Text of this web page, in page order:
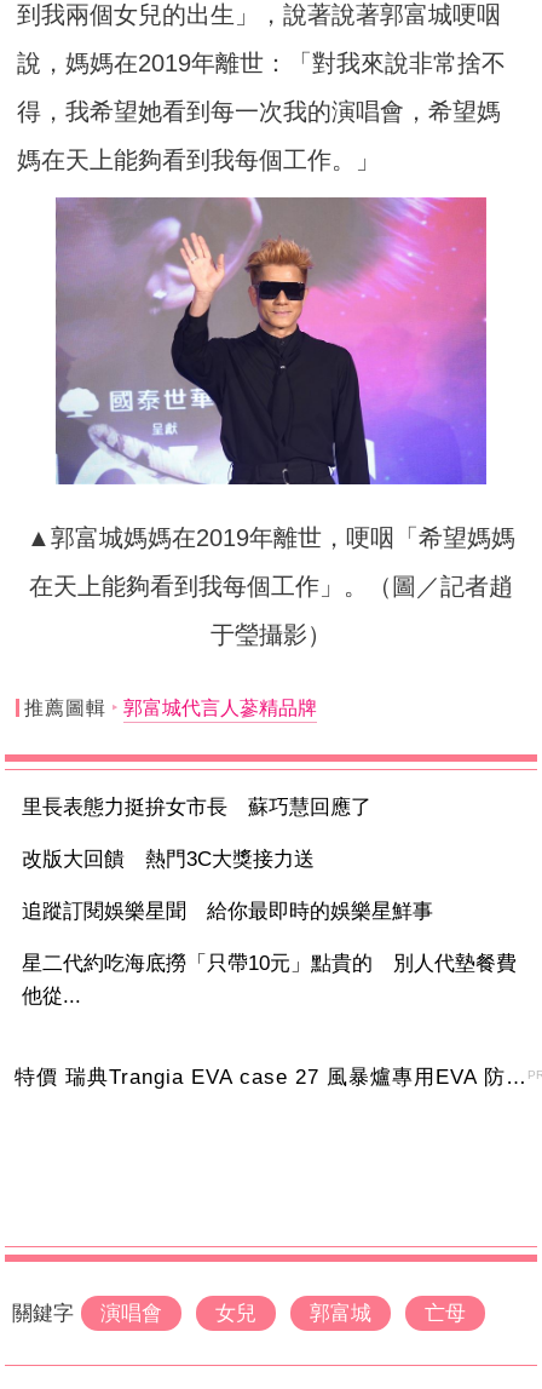
到我兩個女兒的出生」，說著說著郭富城哽咽
說，媽媽在2019年離世：「對我來說非常捨不
得，我希望她看到每一次我的演唱會，希望媽
媽在天上能夠看到我每個工作。」
▲郭富城媽媽在2019年離世，哽咽「希望媽媽
在天上能夠看到我每個工作」。（圖／記者趙
于瑩攝影）
推薦圖輯 郭富城代言人蔘精品牌
里長表態力挺拚女市長 蘇巧慧回應了
改版大回饋 熱門3C大獎接力送
追蹤訂閱娛樂星聞 給你最即時的娛樂星鮮事
星二代約吃海底撈「只帶10元」點貴的 別人代墊餐費
他從...
特價 瑞典Trangia EVA case 27 風暴爐專用EVA 防護外盒(小)-黑
關鍵字 演唱會 女兒 郭富城 亡母